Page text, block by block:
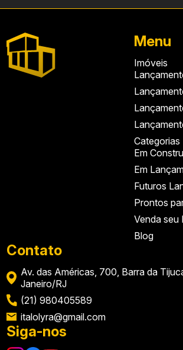
Menu
Imóveis
Categorias
Em
Em
Futuros
Prontos
Venda seu
Blog
Contato
Av. das Américas, 700, Barra da
Janeiro/RJ
(21) 980405589
italolyra@gmail.com
Siga-nos